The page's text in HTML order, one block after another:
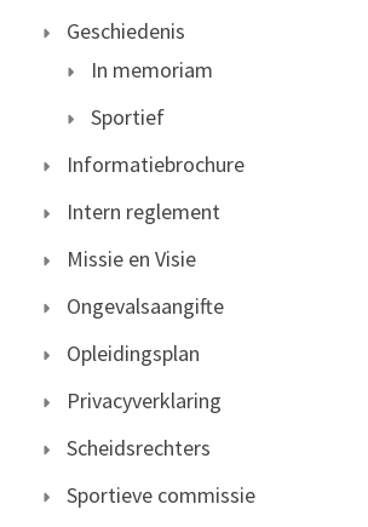
Geschiedenis
In memoriam
Sportief
Informatiebrochure
Intern reglement
Missie en Visie
Ongevalsaangifte
Opleidingsplan
Privacyverklaring
Scheidsrechters
Sportieve commissie